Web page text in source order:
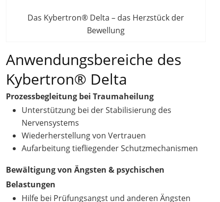
Das Kybertron® Delta – das Herzstück der
Bewellung
Anwendungsbereiche des
Kybertron® Delta
Prozessbegleitung bei Traumaheilung
Unterstützung bei der Stabilisierung des
Nervensystems
Wiederherstellung von Vertrauen
Aufarbeitung tiefliegender Schutzmechanismen
Bewältigung von Ängsten & psychischen
Belastungen
Hilfe bei Prüfungsangst und anderen Ängsten